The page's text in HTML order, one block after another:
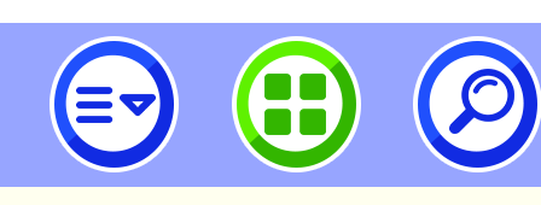
「2024 Python 與APCS程式設計
章」-桃園市立瑞坪國民中學